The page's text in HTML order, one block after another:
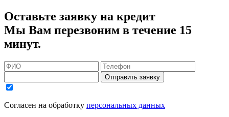
Оставьте заявку на кредит
Мы Вам перезвоним в течение 15
минут.
Отправить заявку
Согласен на обработку персональных данных